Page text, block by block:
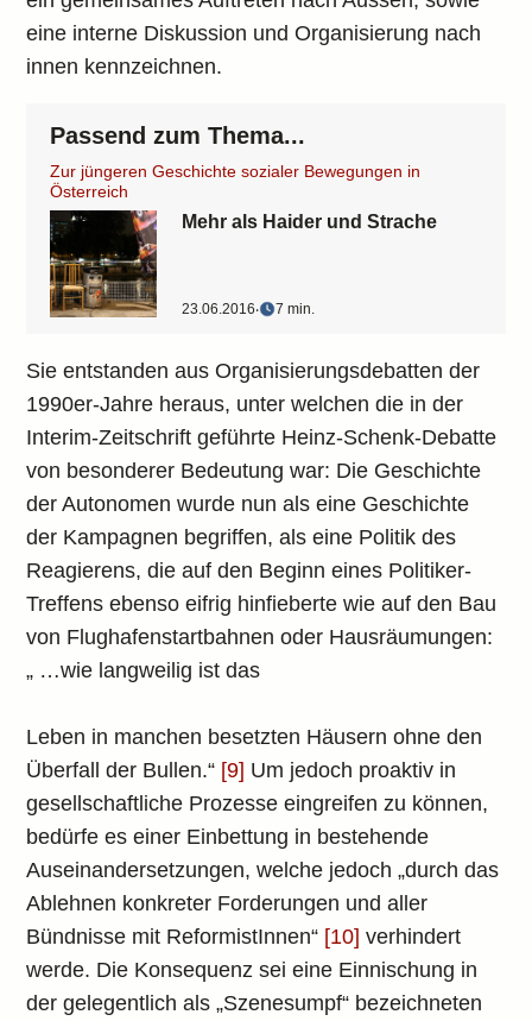
eine interne Diskussion und Organisierung nach
innen kennzeichnen.
Passend zum Thema...
Zur jüngeren Geschichte sozialer Bewegungen in
Österreich
Mehr als Haider und Strache
23.06.2016‧ 7 min.
Sie entstanden aus Organisierungsdebatten der
1990er-Jahre heraus, unter welchen die in der
Interim-Zeitschrift geführte Heinz-Schenk-Debatte
von besonderer Bedeutung war: Die Geschichte
der Autonomen wurde nun als eine Geschichte
der Kampagnen begriffen, als eine Politik des
Reagierens, die auf den Beginn eines Politiker-
Treffens ebenso eifrig hinfieberte wie auf den Bau
von Flughafenstartbahnen oder Hausräumungen:
„ …wie langweilig ist das
Leben in manchen besetzten Häusern ohne den
Überfall der Bullen.“ [9] Um jedoch proaktiv in
gesellschaftliche Prozesse eingreifen zu können,
bedürfe es einer Einbettung in bestehende
Auseinandersetzungen, welche jedoch „durch das
Ablehnen konkreter Forderungen und aller
Bündnisse mit ReformistInnen“ [10] verhindert
werde. Die Konsequenz sei eine Einnischung in
der gelegentlich als „Szenesumpf“ bezeichneten